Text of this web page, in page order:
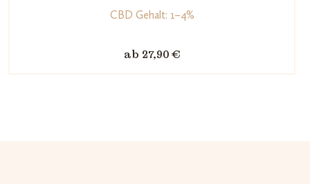
Bewerte
5,
7
CBD Gehalt: 1–4%
ab 27,90 €